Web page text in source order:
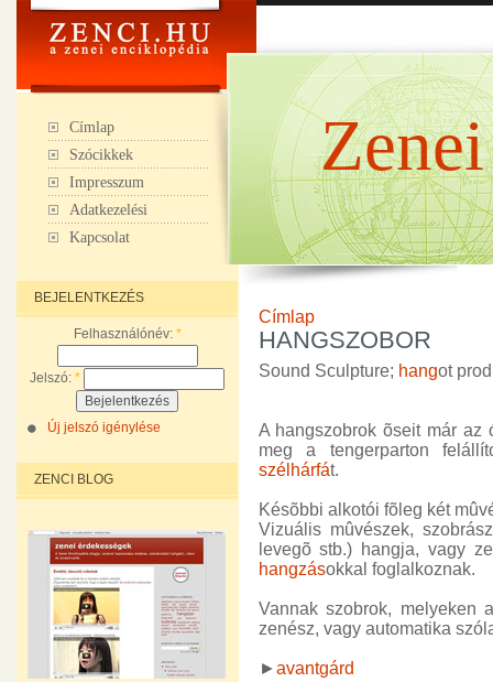
Címlap
Szócikkek
Impresszum
Adatkezelési
Kapcsolat
BEJELENTKEZÉS
Felhasználónév: *
Jelszó: *
Új jelszó igénylése
ZENCI BLOG
Címlap
HANGSZOBOR
Sound Sculpture; hangot
A hangszobrok õseit már az
meg a tengerparton
szélhárfát.
Késõbbi alkotói fõleg két
Vizuális mûvészek,
levegõ stb.) hangja, vagy
hangzásokkal foglalkoznak.
Vannak szobrok, melyeken
zenész, vagy automatika
► avantgárd